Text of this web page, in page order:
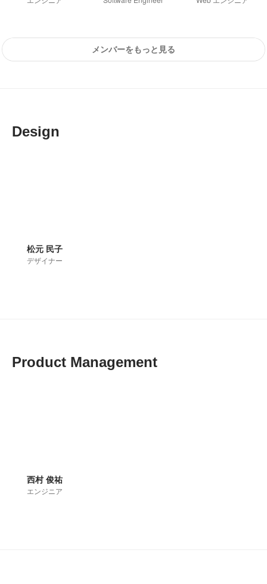
メンバーをもっと見る
Design
松元 民子
デザイナー
Product Management
西村 俊祐
エンジニア